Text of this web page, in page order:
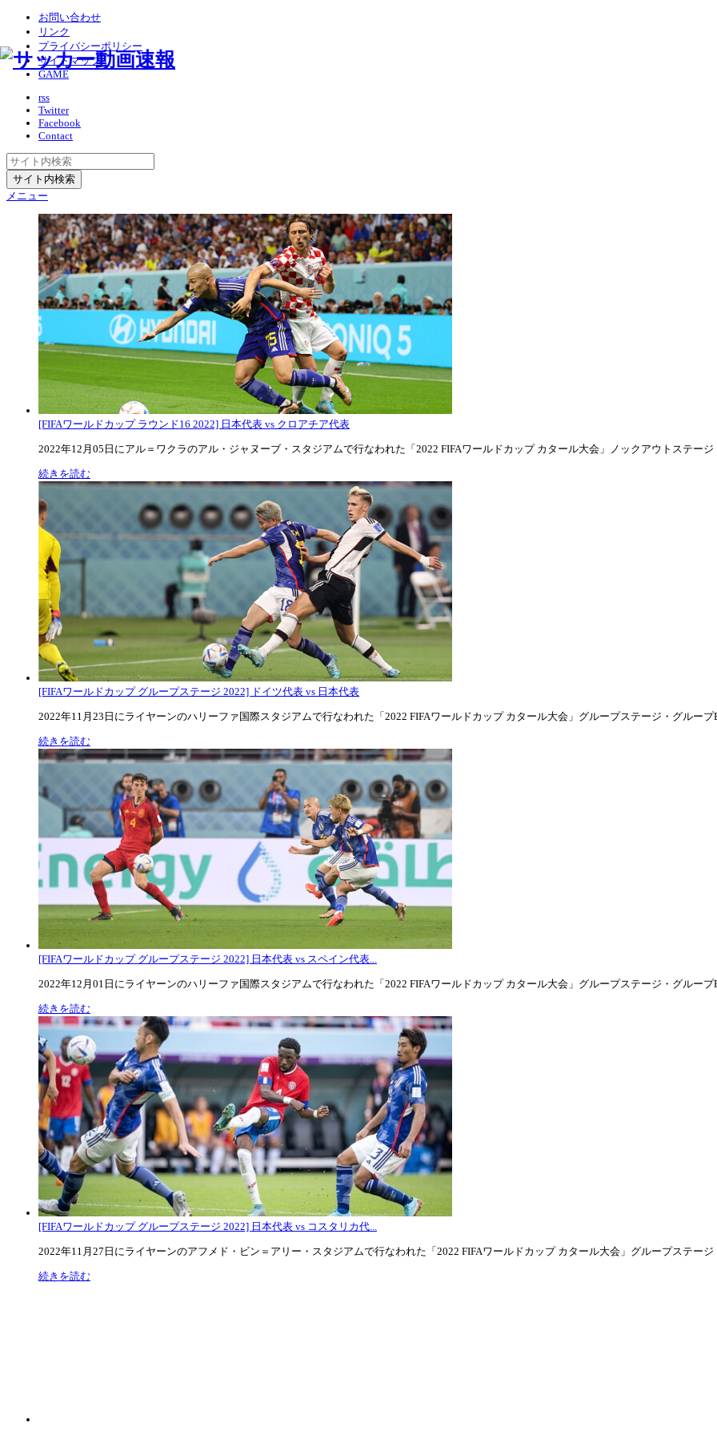
お問い合わせ
リンク
プライバシーポリシー
サイトマップ
GAME
rss
Twitter
Facebook
Contact
メニュー
[FIFAワールドカップ ラウンド16 2022] 日本代表 vs クロアチア代表
2022年12月05日にアル＝ワクラのアル・ジャヌーブ・スタジアムで行なわれた「2022 FIFAワールドカップ カタール大会」ノックアウトステージ
続きを読む
[FIFAワールドカップ グループステージ 2022] ドイツ代表 vs 日本代表
2022年11月23日にライヤーンのハリーファ国際スタジアムで行なわれた「2022 FIFAワールドカップ カタール大会」グループステージ・グループ
続きを読む
[FIFAワールドカップ グループステージ 2022] 日本代表 vs スペイン代表...
2022年12月01日にライヤーンのハリーファ国際スタジアムで行なわれた「2022 FIFAワールドカップ カタール大会」グループステージ・グループ
続きを読む
[FIFAワールドカップ グループステージ 2022] 日本代表 vs コスタリカ代...
2022年11月27日にライヤーンのアフメド・ビン＝アリー・スタジアムで行なわれた「2022 FIFAワールドカップ カタール大会」グループステージ
続きを読む